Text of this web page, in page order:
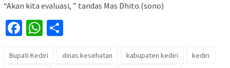
“Akan kita evaluasi, ” tandas Mas Dhito.(sono)
Facebook
WhatsApp
Bupati Kediri dinas kesehatan kabupaten kediri
kediri